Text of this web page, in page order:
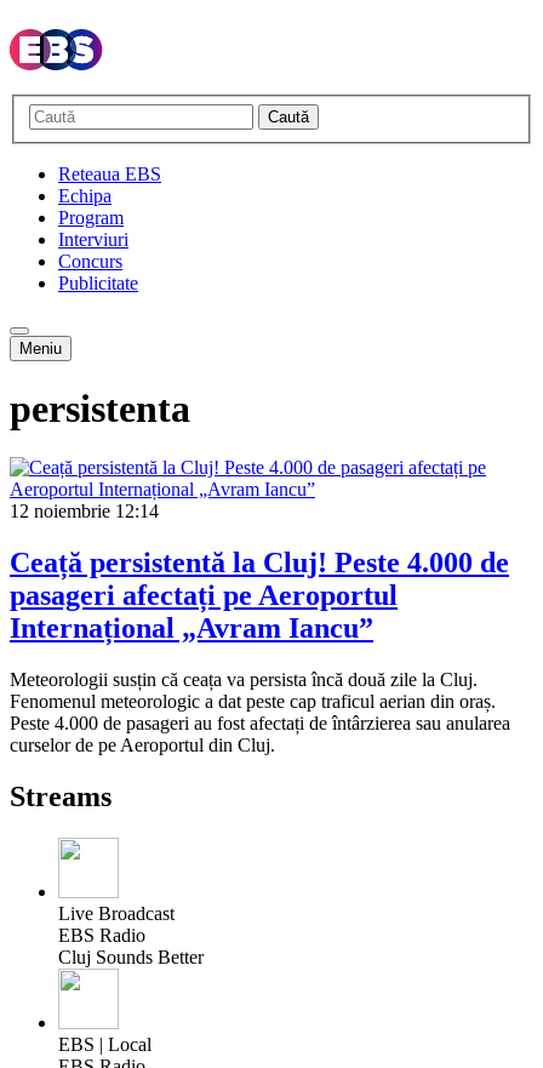
Caută
Reteaua EBS
Echipa
Program
Interviuri
Concurs
Publicitate
Meniu
persistenta
12 noiembrie 12:14
Ceață persistentă la Cluj! Peste 4.000 de
pasageri afectați pe Aeroportul
Internațional „Avram Iancu”
Meteorologii susțin că ceața va persista încă două zile la Cluj.
Fenomenul meteorologic a dat peste cap traficul aerian din oraș.
Peste 4.000 de pasageri au fost afectați de întârzierea sau anularea
curselor de pe Aeroportul din Cluj.
Streams
Live Broadcast
EBS Radio
Cluj Sounds Better
EBS | Local